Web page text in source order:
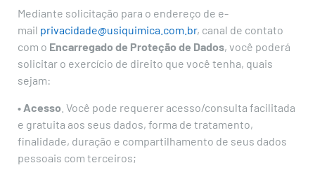
Mediante solicitação para o endereço de e-
mail privacidade@usiquimica.com.br, canal de contato
com o Encarregado de Proteção de Dados, você poderá
solicitar o exercício de direito que você tenha, quais
sejam:
• Acesso . Você pode requerer acesso/consulta facilitada
e gratuita aos seus dados, forma de tratamento,
finalidade, duração e compartilhamento de seus dados
pessoais com terceiros;